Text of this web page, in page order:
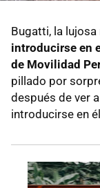
Bugatti, la
introducirse en
de Movilidad
pillado por
después de ver
introducirse en